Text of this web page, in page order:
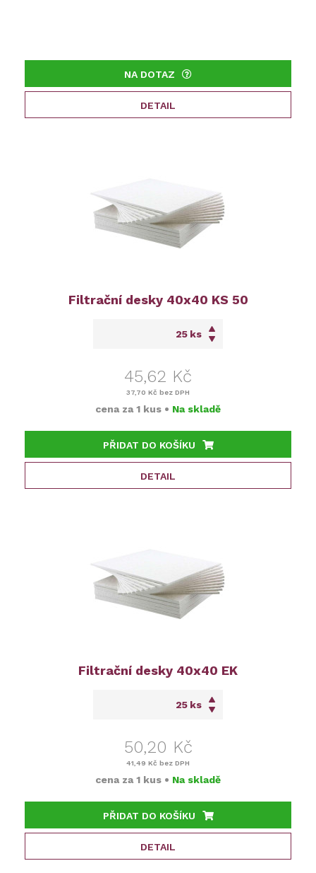
NA DOTAZ
DETAIL
Filtrační desky 40x40 KS 50
ks
45,62 Kč
37,70 Kč bez DPH
cena za 1 kus • Na skladě
PŘIDAT DO KOŠÍKU
DETAIL
Filtrační desky 40x40 EK
ks
50,20 Kč
41,49 Kč bez DPH
cena za 1 kus • Na skladě
PŘIDAT DO KOŠÍKU
DETAIL